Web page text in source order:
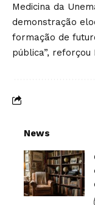
Medicina da
demonstração
formação de
pública”, reforçou
News